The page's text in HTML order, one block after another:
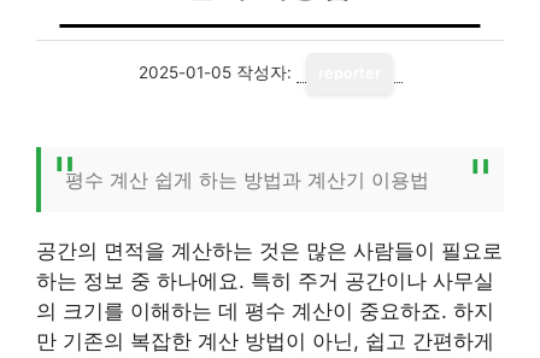
2025-01-05 작성자:
평수 계산 쉽게 하는 방법과 계산기 이용법
공간의 면적을 계산하는 것은 많은 사람들이 필요로
하는 정보 중 하나에요. 특히 주거 공간이나 사무실
의 크기를 이해하는 데 평수 계산이 중요하죠. 하지
만 기존의 복잡한 계산 방법이 아닌, 쉽고 간편하게